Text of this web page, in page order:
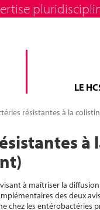
LE
résistantes à la
à maîtriser la
des deux
chez les entérobactéries